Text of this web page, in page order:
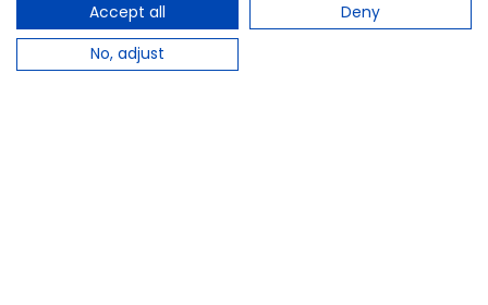
Accept all
Deny
No, adjust